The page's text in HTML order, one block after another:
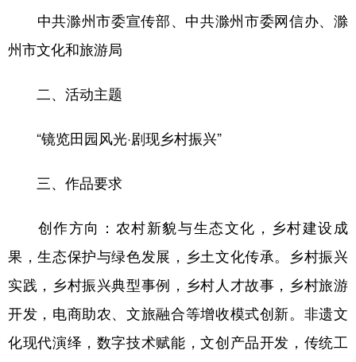
城市 旅游 能源 会展
彩票
公益 一带一路
地方频道
北京 天津 河北 山西
辽宁 吉林 上海 江苏
浙江 安徽 福建 江西
山东 河南 湖北 湖南
广东 广西 海南 重庆
中共滁州市委宣传部、中共滁州市委网信办、滁
州市文化和旅游局
二、活动主题
“镜览田园风光·剧现乡村振兴”
三、作品要求
创作方向：农村新貌与生态文化，乡村建设成
果，生态保护与绿色发展，乡土文化传承。乡村振兴
实践，乡村振兴典型事例，乡村人才故事，乡村旅游
开发，电商助农、文旅融合等增收模式创新。非遗文
化现代演绎，数字技术赋能，文创产品开发，传统工